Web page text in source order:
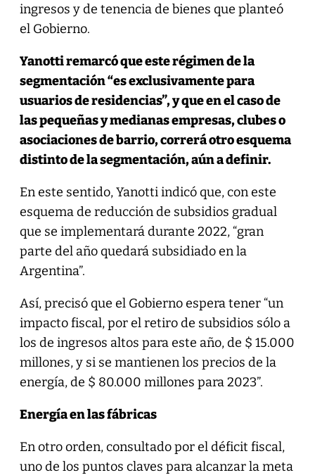
ingresos y de tenencia de bienes que planteó
el Gobierno.
Yanotti remarcó que este régimen de la
segmentación “es exclusivamente para
usuarios de residencias”, y que en el caso de
las pequeñas y medianas empresas, clubes o
asociaciones de barrio, correrá otro esquema
distinto de la segmentación, aún a definir.
En este sentido, Yanotti indicó que, con este
esquema de reducción de subsidios gradual
que se implementará durante 2022, “gran
parte del año quedará subsidiado en la
Argentina”.
Así, precisó que el Gobierno espera tener “un
impacto fiscal, por el retiro de subsidios sólo a
los de ingresos altos para este año, de $ 15.000
millones, y si se mantienen los precios de la
energía, de $ 80.000 millones para 2023”.
Energía en las fábricas
En otro orden, consultado por el déficit fiscal,
uno de los puntos claves para alcanzar la meta